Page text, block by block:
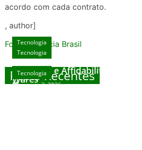
acordo com cada contrato.
, author]
Fonte: Agencia Brasil
Posts Recentes
Tecnologia
Unlock Exclusive Rewards at
House
agosto 3, 2026
Tecnologia
Sicurezza e Affidabilità di Mr
Wares
Tecnologia
Tecnologia